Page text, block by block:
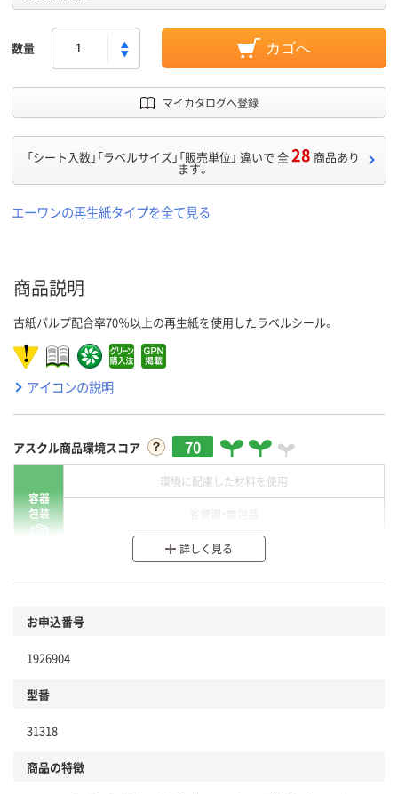
数量 カゴへ
マイカタログへ登録
「シート入数」「ラベルサイズ」「販売単位」 違いで 全28 商品あり
ます。
エーワンの再生紙タイプを全て見る
商品説明
古紙パルプ配合率70％以上の再生紙を使用したラベルシール。
アイコンの説明
アスクル商品環境スコア 70
容器
包装
環境に配慮した材料を使用
分別・リサイクルしやすい設計
本体
仕組
詳しく見る
お申込番号
1926904
型番
31318
商品の特徴